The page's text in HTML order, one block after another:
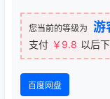
您当前的等级为 游
支付 ￥9.8 以后
百度网盘